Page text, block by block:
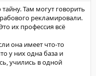
Там могут говорить
рекламировали.
их профессия всё
она имеет что-то
у них одна база и
учились в одной